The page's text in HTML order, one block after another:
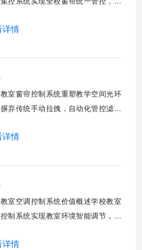
造后，一键完成全校窗帘开合，节
健康，营造舒适教学环境。节能减
显著，延长窗帘使用寿命，降低学
详情
室窗帘控制系统重塑教学空间光环
弃传统手动拉拽，自动化管控滤除
能降耗。精准适配多媒体教学、考
校园生态升级。智能光感调节1. 动
追踪实时捕捉室外照度参数。光照
详情
室空调控制系统价值概述学校教室
制系统实现教室环境智能调节，提
校空调设备，远程监控运行状态，
详情